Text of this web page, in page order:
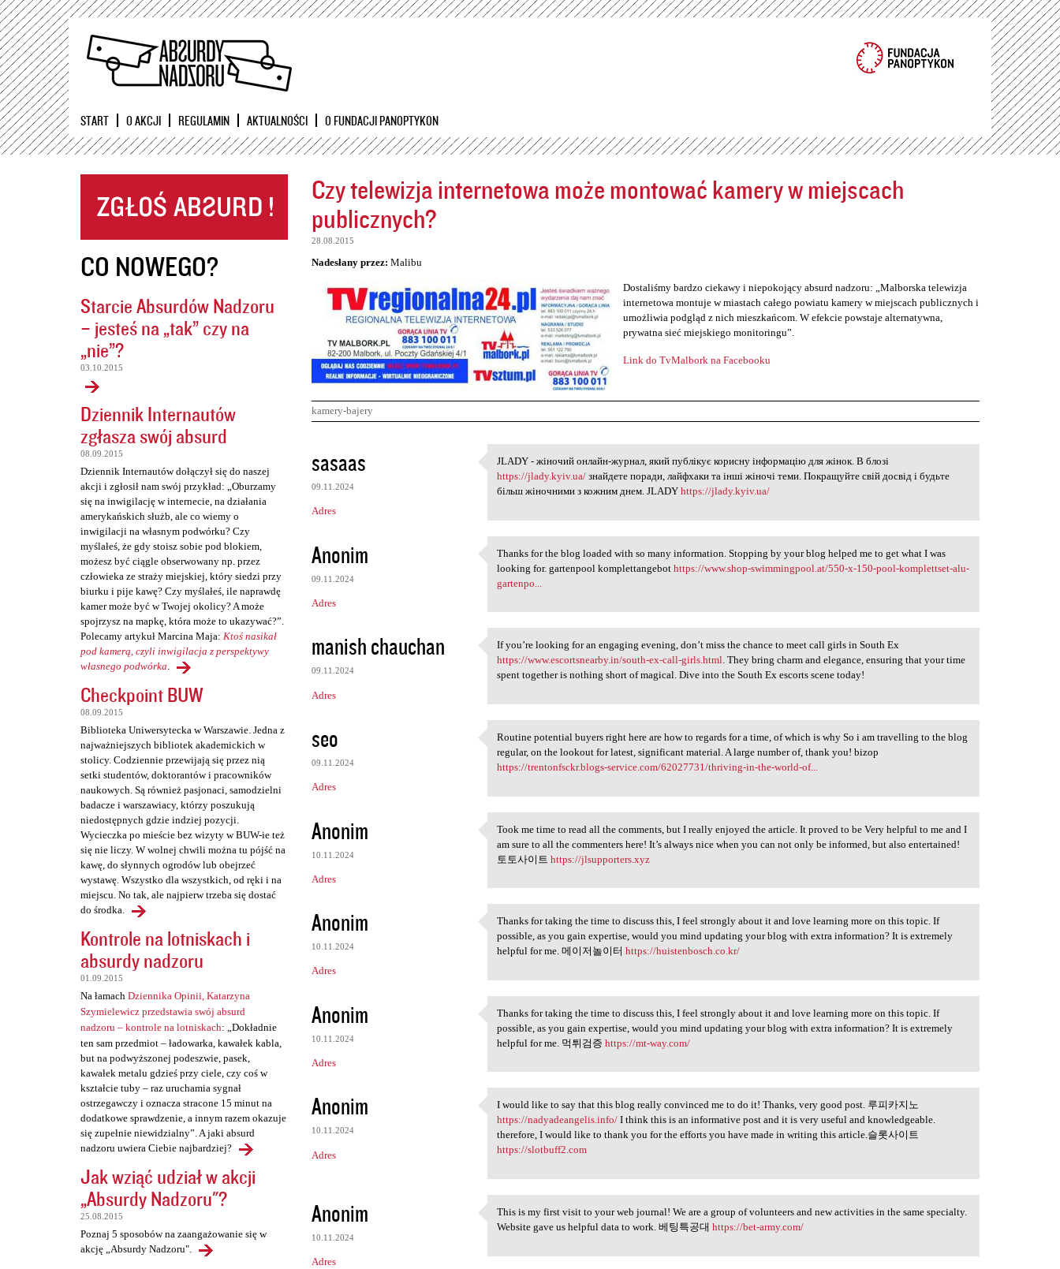
Przejdź
START O AKCJI REGULAMIN AKTUALNOŚCI O FUNDACJI PANOPTYKON
CO NOWEGO?
Starcie Absurdów Nadzoru
– jesteś na „tak” czy na
„nie”?
03.10.2015
Dziennik Internautów
zgłasza swój absurd
08.09.2015
Dziennik Internautów dołączył się do naszej
akcji i zgłosił nam swój przykład: „Oburzamy
się na inwigilację w internecie, na działania
amerykańskich służb, ale co wiemy o
inwigilacji na własnym podwórku? Czy
myślałeś, że gdy stoisz sobie pod blokiem,
możesz być ciągle obserwowany np. przez
człowieka ze straży miejskiej, który siedzi przy
biurku i pije kawę? Czy myślałeś, ile naprawdę
kamer może być w Twojej okolicy? A może
spojrzysz na mapkę, która może to ukazywać?”.
Polecamy artykuł Marcina Maja: Ktoś nasikał
pod kamerą, czyli inwigilacja z perspektywy
własnego podwórka.
Checkpoint BUW
08.09.2015
Biblioteka Uniwersytecka w Warszawie. Jedna z
najważniejszych bibliotek akademickich w
stolicy. Codziennie przewijają się przez nią
setki studentów, doktorantów i pracowników
naukowych. Są również pasjonaci, samodzielni
badacze i warszawiacy, którzy poszukują
niedostępnych gdzie indziej pozycji.
Wycieczka po mieście bez wizyty w BUW-ie też
się nie liczy. W wolnej chwili można tu pójść na
kawę, do słynnych ogrodów lub obejrzeć
wystawę. Wszystko dla wszystkich, od ręki i na
miejscu. No tak, ale najpierw trzeba się dostać
do środka.
Kontrole na lotniskach i
absurdy nadzoru
01.09.2015
Na łamach Dziennika Opinii, Katarzyna
Szymielewicz przedstawia swój absurd
nadzoru – kontrole na lotniskach: „Dokładnie
ten sam przedmiot – ładowarka, kawałek kabla,
but na podwyższonej podeszwie, pasek,
kawałek metalu gdzieś przy ciele, czy coś w
kształcie tuby – raz uruchamia sygnał
ostrzegawczy i oznacza stracone 15 minut na
dodatkowe sprawdzenie, a innym razem okazuje
się zupełnie niewidzialny”. A jaki absurd
nadzoru uwiera Ciebie najbardziej?
Jak wziąć udział w akcji
„Absurdy Nadzoru"?
25.08.2015
Poznaj 5 sposobów na zaangażowanie się w
akcję „Absurdy Nadzoru".
Czy telewizja internetowa może montować kamery w miejscach
publicznych?
28.08.2015
Nadesłany przez: Malibu
Dostaliśmy bardzo ciekawy i niepokojący absurd nadzoru: „Malborska telewizja
internetowa montuje w miastach całego powiatu kamery w miejscach publicznych i
umożliwia podgląd z nich mieszkańcom. W efekcie powstaje alternatywna,
prywatna sieć miejskiego monitoringu”.
Link do TvMalbork na Facebooku
kamery-bajery
K
o
m
e
n
t
a
r
e
sasaas
09.11.2024
Adres
JLADY - жіночий онлайн-журнал
JLADY - жіночий онлайн-журнал, який публікує корисну інформацію для жінок. В блозі
https://jlady.kyiv.ua/ знайдете поради, лайфхаки та інші жіночі теми. Покращуйте свій досвід і будьте
більш жіночними з кожним днем. JLADYhttps://jlady.kyiv.ua/
Anonim
09.11.2024
Adres
Thanks for the blog loaded
Thanks for the blog loaded with so many information. Stopping by your blog helped me to get what I was
looking for. gartenpool komplettangebothttps://www.shop-swimmingpool.at/550-x-150-pool-komplettset-alu-
gartenpo...
manish chauchan
09.11.2024
Adres
If you’re looking for an
If you’re looking for an engaging evening, don’t miss the chance to meet call girls in South Ex
https://www.escortsnearby.in/south-ex-call-girls.html. They bring charm and elegance, ensuring that your time
spent together is nothing short of magical. Dive into the South Ex escorts scene today!
seo
09.11.2024
Adres
Routine potential buyers
Routine potential buyers right here are how to regards for a time, of which is why So i am travelling to the blog
regular, on the lookout for latest, significant material. A large number of, thank you! bizop
https://trentonfsckr.blogs-service.com/62027731/thriving-in-the-world-of...
Anonim
10.11.2024
Adres
Took me time to read all the
Took me time to read all the comments, but I really enjoyed the article. It proved to be Very helpful to me and I
am sure to all the commenters here! It’s always nice when you can not only be informed, but also entertained!
토토사이트https://jlsupporters.xyz
Anonim
10.11.2024
Adres
Thanks for taking the time to
Thanks for taking the time to discuss this, I feel strongly about it and love learning more on this topic. If
possible, as you gain expertise, would you mind updating your blog with extra information? It is extremely
helpful for me. 메이저놀이터https://huistenbosch.co.kr/
Anonim
10.11.2024
Adres
Thanks for taking the time to
Thanks for taking the time to discuss this, I feel strongly about it and love learning more on this topic. If
possible, as you gain expertise, would you mind updating your blog with extra information? It is extremely
helpful for me. 먹튀검증https://mt-way.com/
Anonim
10.11.2024
Adres
I would like to say that this
I would like to say that this blog really convinced me to do it! Thanks, very good post. 루피카지노
https://nadyadeangelis.info/ I think this is an informative post and it is very useful and knowledgeable.
therefore, I would like to thank you for the efforts you have made in writing this article.슬롯사이트
https://slotbuff2.com
Anonim
10.11.2024
Adres
This is my first visit to
This is my first visit to your web journal! We are a group of volunteers and new activities in the same specialty.
Website gave us helpful data to work. 베팅특공대https://bet-army.com/